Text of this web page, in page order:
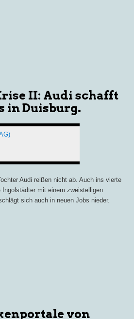
II: Audi schafft
in Duisburg.
Audi reißen nicht ab. Auch ins vierte
mit einem zweistelligen
sich auch in neuen Jobs nieder.
von